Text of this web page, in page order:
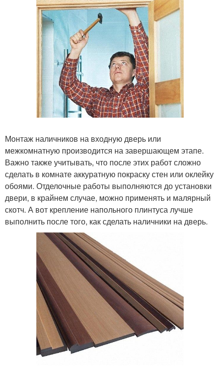
Монтаж наличников на входную дверь или
межкомнатную производится на завершающем этапе.
Важно также учитывать, что после этих работ сложно
сделать в комнате аккуратную покраску стен или оклейку
обоями. Отделочные работы выполняются до установки
двери, в крайнем случае, можно применять и малярный
скотч. А вот крепление напольного плинтуса лучше
выполнить после того, как сделать наличники на дверь.